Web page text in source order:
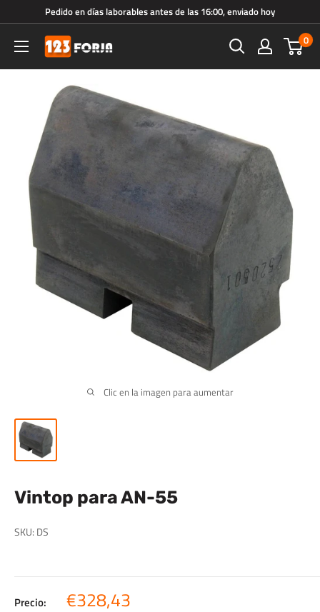
directamente
contenido
Pedido en días laborables antes de las 16:00, enviado hoy
123forja.es 0
Clic en la imagen para aumentar
Vintop para AN-55
SKU: DS
Precio: Precio
€328,43